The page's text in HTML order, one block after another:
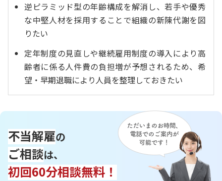
逆ピラミッド型の年齢構成を解消し、若手や優秀
な中堅人材を採用することで組織の新陳代謝を図
りたい
定年制度の見直しや継続雇用制度の導入により高
齢者に係る人件費の負担増が予想されるため、希
望・早期退職により人員を整理しておきたい
不当解雇の
ご相談は、
初回60分相談無料！